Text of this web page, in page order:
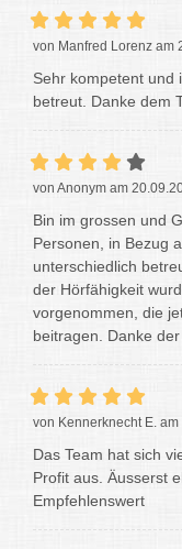
von Manfred Lorenz am
Sehr kompetent und
betreut. Danke dem
von Anonym am
Bin im grossen und
Personen, in Bezug
unterschiedlich
der Hörfähigkeit
vorgenommen, die
beitragen. Danke
von Kennerknecht E.
Das Team hat sich
Profit aus. Äusserst
Empfehlenswert